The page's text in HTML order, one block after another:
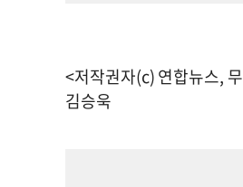
<저작권자(c) 연합뉴스,
김승욱